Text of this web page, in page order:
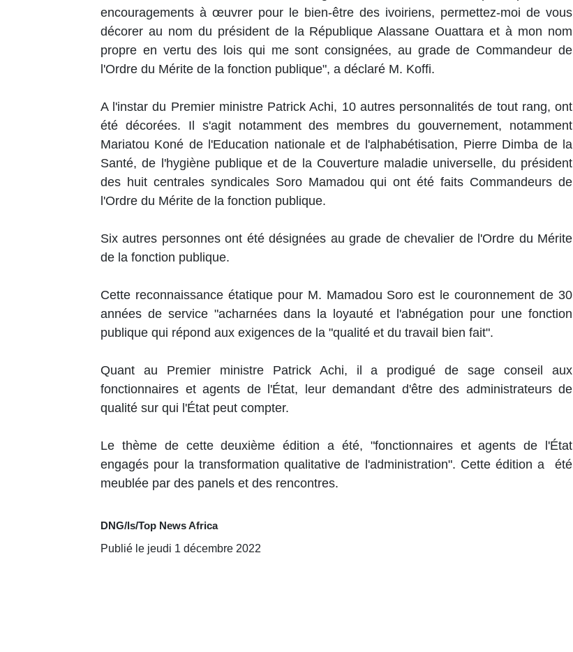
encouragements à œuvrer pour le bien-être des ivoiriens, permettez-moi de vous
décorer au nom du président de la République Alassane Ouattara et à mon nom
propre en vertu des lois qui me sont consignées, au grade de Commandeur de
l'Ordre du Mérite de la fonction publique", a déclaré M. Koffi.
A l'instar du Premier ministre Patrick Achi, 10 autres personnalités de tout rang, ont
été décorées. Il s'agit notamment des membres du gouvernement, notamment
Mariatou Koné de l'Education nationale et de l'alphabétisation, Pierre Dimba de la
Santé, de l'hygiène publique et de la Couverture maladie universelle, du président
des huit centrales syndicales Soro Mamadou qui ont été faits Commandeurs de
l'Ordre du Mérite de la fonction publique.
Six autres personnes ont été désignées au grade de chevalier de l'Ordre du Mérite
de la fonction publique.
Cette reconnaissance étatique pour M. Mamadou Soro est le couronnement de 30
années de service "acharnées dans la loyauté et l'abnégation pour une fonction
publique qui répond aux exigences de la "qualité et du travail bien fait".
Quant au Premier ministre Patrick Achi, il a prodigué de sage conseil aux
fonctionnaires et agents de l'État, leur demandant d'être des administrateurs de
qualité sur qui l'État peut compter.
Le thème de cette deuxième édition a été, "fonctionnaires et agents de l'État
engagés pour la transformation qualitative de l'administration". Cette édition a été
meublée par des panels et des rencontres.
DNG/ls/Top News Africa
Publié le jeudi 1 décembre 2022